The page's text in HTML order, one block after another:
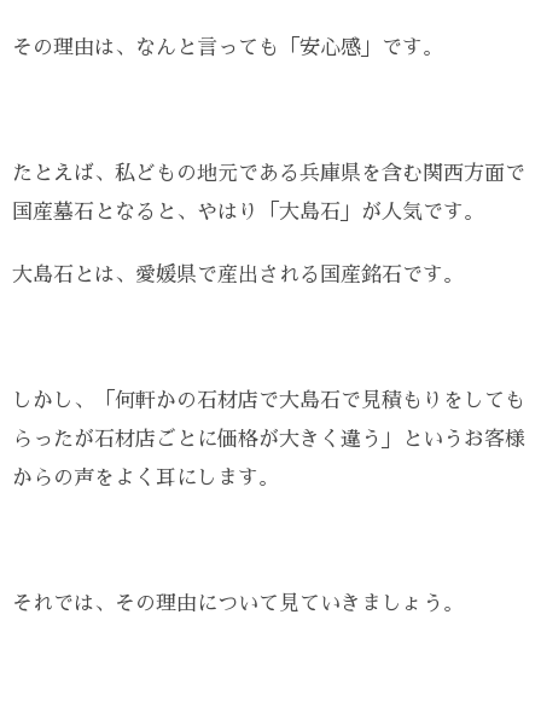
その理由は、なんと言っても「安心感」です。
たとえば、私どもの地元である兵庫県を含む関西方面で
国産墓石となると、やはり「大島石」が人気です。
大島石とは、愛媛県で産出される国産銘石です。
しかし、「何軒かの石材店で大島石で見積もりをしても
らったが石材店ごとに価格が大きく違う」というお客様
からの声をよく耳にします。
それでは、その理由について見ていきましょう。